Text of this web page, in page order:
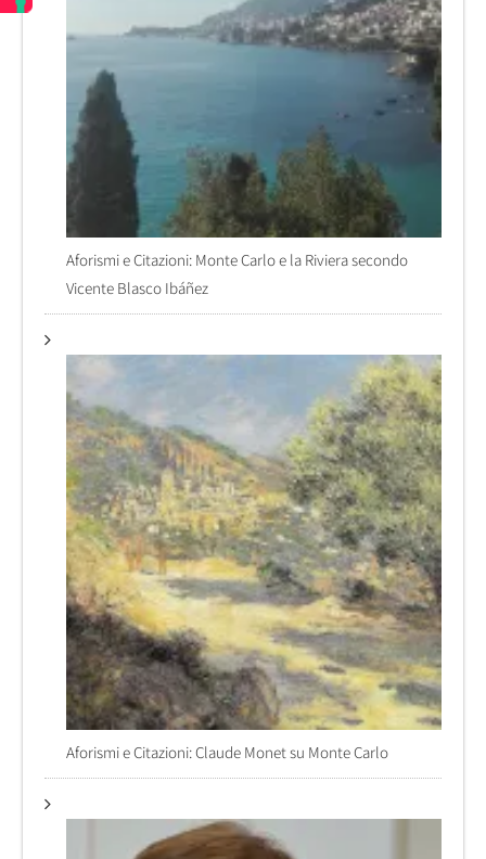
Aforismi e Citazioni: Monte Carlo e la Riviera secondo
Vicente Blasco Ibáñez
Aforismi e Citazioni: Claude Monet su Monte Carlo